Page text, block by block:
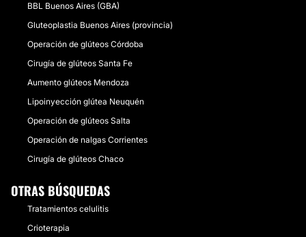
BBL Buenos Aires (GBA)
Gluteoplastia Buenos Aires (provincia)
Operación de glúteos Córdoba
Cirugía de glúteos Santa Fe
Aumento glúteos Mendoza
Lipoinyección glútea Neuquén
Operación de glúteos Salta
Operación de nalgas Corrientes
Cirugía de glúteos Chaco
OTRAS BÚSQUEDAS
Tratamientos celulitis
Crioterapia